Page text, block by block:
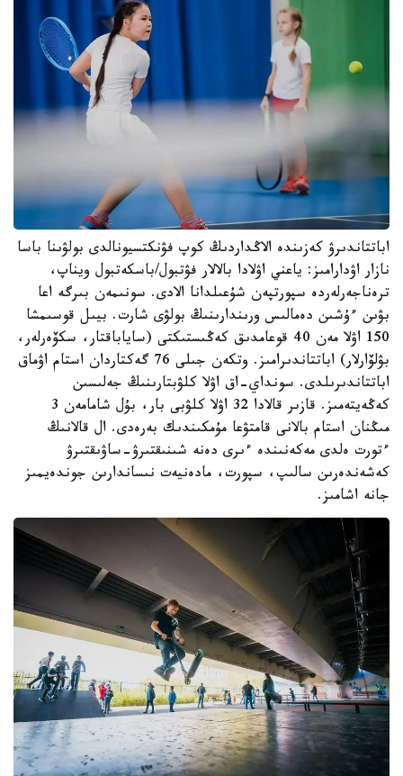
اباتتاندىرۋ كەزىندە الاڭداردىڭ كوپ فۋنكتسيونالدى بولۋىنا باسا
نازار اۋدارامىز: ياعني اۋلادا بالالار فۋتبول/باسكەتبول ويناپ،
ترەناجەرلەردە سپورتپەن شۇعىلدانا الادى. سونىمەن بىرگە اعا
بۋىن ءۇشىن دەمالىس ورىندارىنىڭ بولۋى شارت. بيىل قوسىمشا
150 اۋلا مەن 40 قوعامدىق كەڭىستىكتى (ساياباقتار، سكۆەرلەر،
بۋلۆارلار) اباتتاندىرامىز. وتكەن جىلى 76 گەكتاردان استام اۋماق
اباتتاندىرىلدى. سونداي-اق اۋلا كلۋبتارىنىڭ جەلىسىن
كەڭەيتەمىز. قازىر قالادا 32 اۋلا كلۋبى بار، بۇل شامامەن 3
مىڭنان استام بالانى قامتۋعا مۇمكىندىك بەرەدى. ال قالانىڭ
ءتورت ەلدى مەكەنىندە ءىرى دەنە شىنىقتىرۋ-ساۋىقتىرۋ
كەشەندەرىن سالىپ، سپورت، مادەنيەت نىساندارىن جوندەيمىز
جانە اشامىز.